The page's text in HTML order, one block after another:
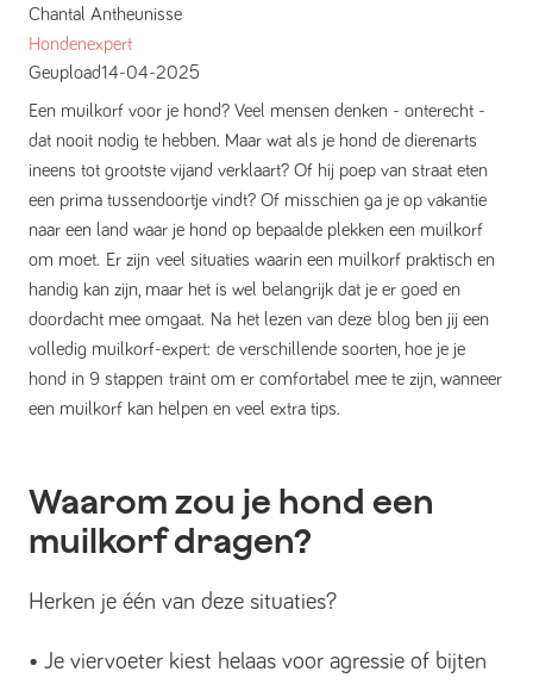
Chantal Antheunisse
Hondenexpert
Geupload14-04-2025
Een muilkorf voor je hond? Veel mensen denken - onterecht -
dat nooit nodig te hebben. Maar wat als je hond de dierenarts
ineens tot grootste vijand verklaart? Of hij poep van straat eten
een prima tussendoortje vindt? Of misschien ga je op vakantie
naar een land waar je hond op bepaalde plekken een muilkorf
om moet. Er zijn veel situaties waarin een muilkorf praktisch en
handig kan zijn, maar het is wel belangrijk dat je er goed en
doordacht mee omgaat. Na het lezen van deze blog ben jij een
volledig muilkorf-expert: de verschillende soorten , hoe je je
hond in 9 stappen traint om er comfortabel mee te zijn, wanneer
een muilkorf kan helpen en veel extra tips.
Waarom zou je hond een
muilkorf dragen?
Herken je één van deze situaties?
• Je viervoeter kiest helaas voor agressie of bijten